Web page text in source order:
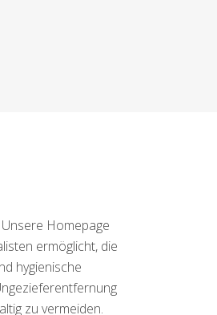
Homepage
ermöglicht, die
hygienische
zu vermeiden.